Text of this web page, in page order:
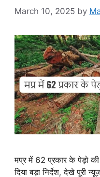
March 10, 2025 by
मप्र में 62 प्रकार के पेड़ो की
दिया बड़ा निर्देश, देखे पूरी